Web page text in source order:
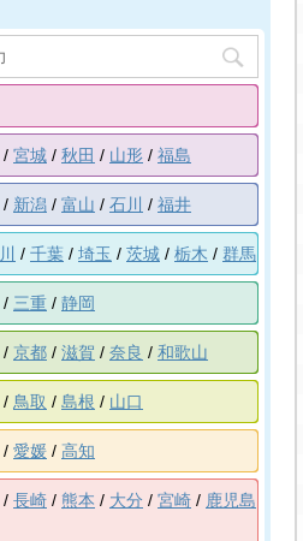
宮城 秋田 山形 福島
新潟 富山 石川 福井
千葉 埼玉 茨城 栃木 群馬
三重 静岡
京都 滋賀 奈良 和歌山
鳥取 島根 山口
愛媛 高知
長崎 熊本 大分 宮崎
鹿児島